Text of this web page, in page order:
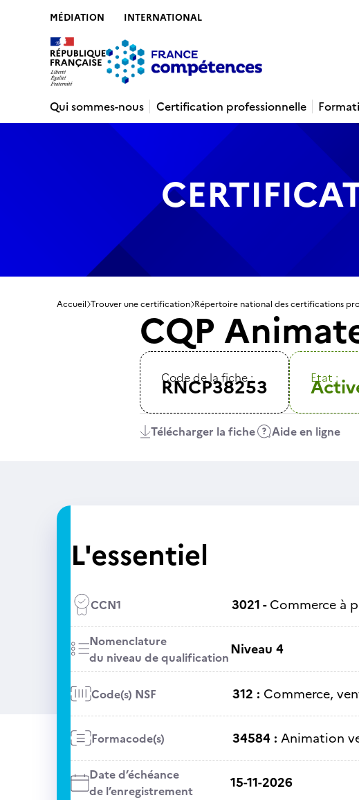
MÉDIATION INTERNATIONAL
Qui sommes-nous Certification professionnelle
Accueil Trouver une certification Répertoire national des certifications
CQP
Code de la fiche :
RNCP38253 Etat :
Télécharger la fiche Aide en ligne
L'essentiel
CCN1 3021 -Commerce à
Nomenclature
du niveau de qualificationNiveau 4
Code(s) NSF 312 : Commerce,
Formacode(s) 34584 : Animation
Date d’échéance
de l’enregistrement
15-11-2026